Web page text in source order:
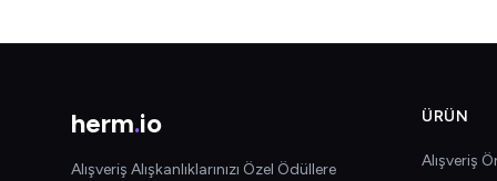
herm.io
Alışveriş Alışkanlıklarınızı Özel Ödüllere
ÜRÜN
Alışveriş